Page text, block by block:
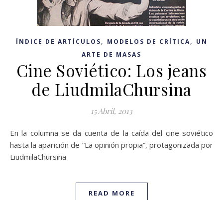
ÍNDICE DE ARTÍCULOS, MODELOS DE CRÍTICA, UN
ARTE DE MASAS
Cine Soviético: Los jeans
de LiudmilaChursina
15 Abril, 2013
En la columna se da cuenta de la caída del cine soviético
hasta la aparición de “La opinión propia”, protagonizada por
LiudmilaChursina
READ MORE